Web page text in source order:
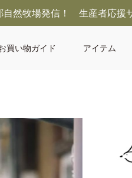
自然牧場発信！ 生産者応援
買い物ガイド アイテム